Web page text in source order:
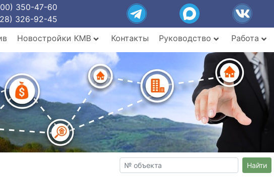
350-47-60
326-92-45
Новостройки КМВ Контакты Руководство Работа
Найти